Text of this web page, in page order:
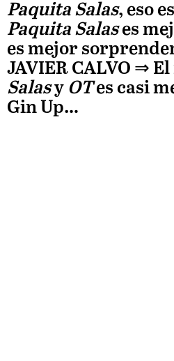
15.78%
Paquita Salas, eso
Paquita Salases
es mejor
JAVIER CALVO ⇒ El
Salasy OTes casi
Gin Up…